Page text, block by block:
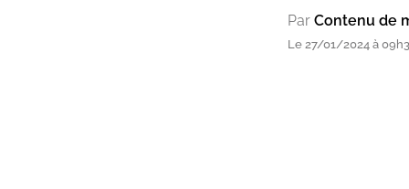
Par Contenu de
Le 27/01/2024 à